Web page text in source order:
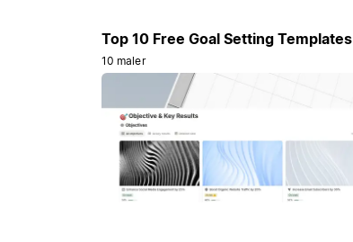
Top 10 Free Goal Setting Templates
10 maler